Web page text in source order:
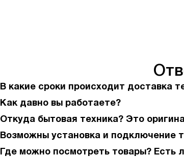
В какие сроки происходит доставка
Как давно вы работаете?
Откуда бытовая техника? Это
Возможны установка и подключение
Где можно посмотреть товары? Есть